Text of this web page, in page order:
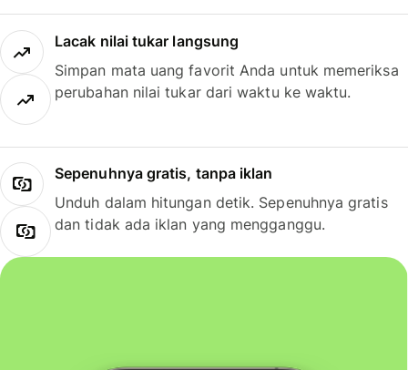
Lacak nilai tukar langsung
Simpan mata uang favorit Anda untuk memeriksa
perubahan nilai tukar dari waktu ke waktu.
Sepenuhnya gratis, tanpa iklan
Unduh dalam hitungan detik. Sepenuhnya gratis
dan tidak ada iklan yang mengganggu.